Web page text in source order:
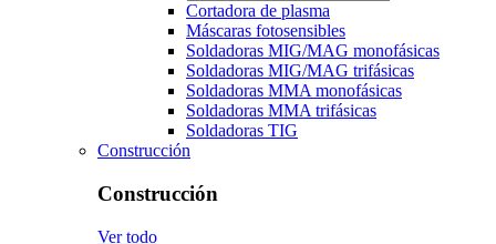
Cortadora de plasma
Máscaras fotosensibles
Soldadoras MIG/MAG monofásicas
Soldadoras MIG/MAG trifásicas
Soldadoras MMA monofásicas
Soldadoras MMA trifásicas
Soldadoras TIG
Construcción
Construcción
Ver todo